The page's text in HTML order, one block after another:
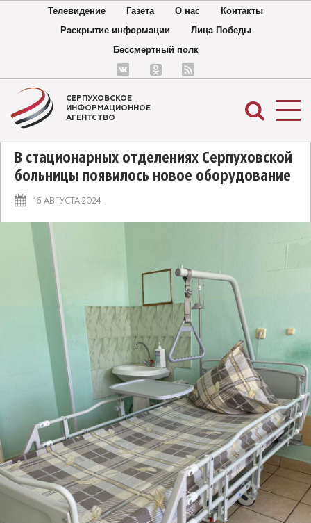
Телевидение Газета О нас
Контакты
Раскрытие информации
Лица Победы
Бессмертный полк
СЕРПУХОВСКОЕ
ИНФОРМАЦИОННОЕ
АГЕНТСТВО
В стационарных отделениях Серпуховской
больницы появилось новое оборудование
16 АВГУСТА 2024